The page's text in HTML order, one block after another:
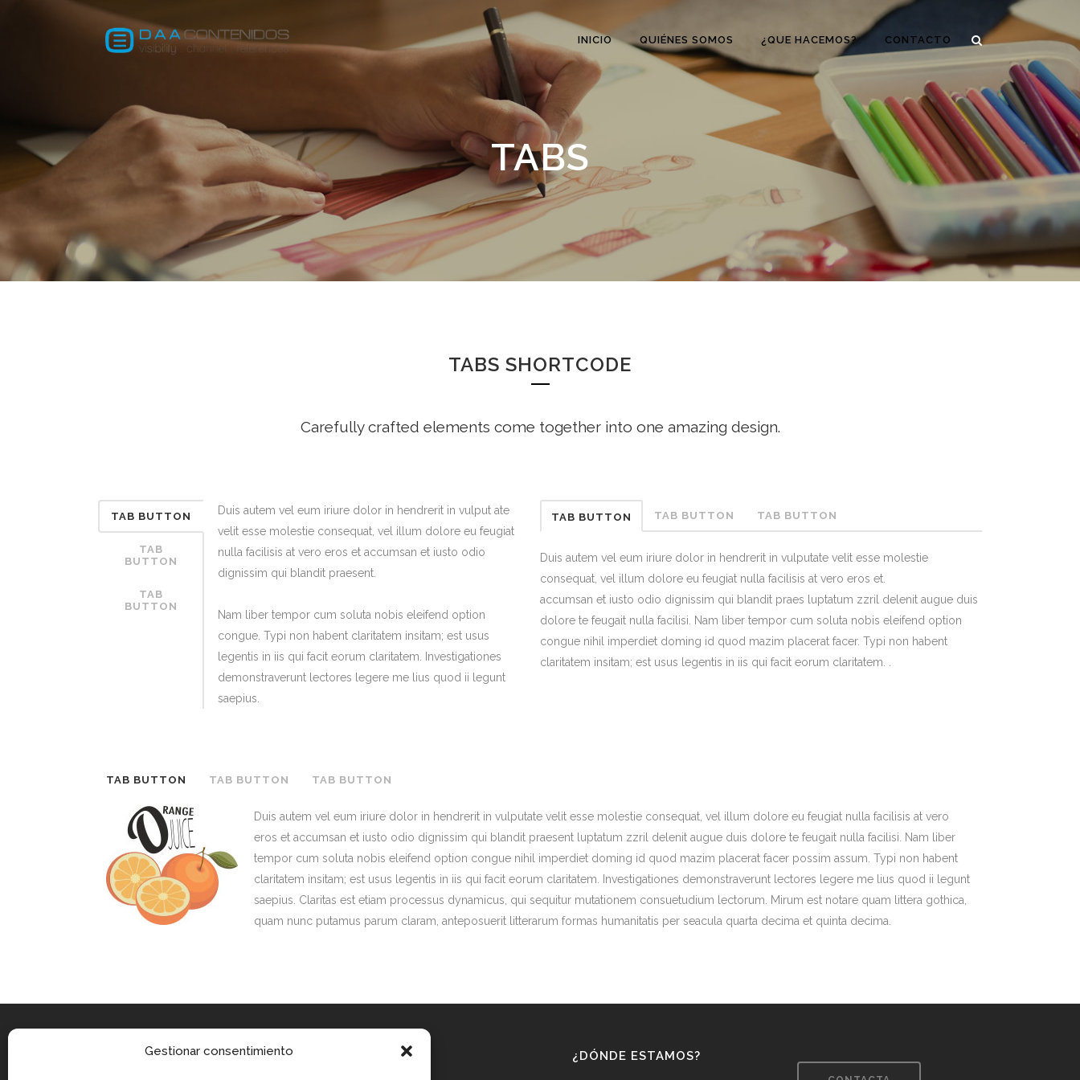
Gestionar consentimiento
INICIO QUIÉNES SOMOS ¿QUE HACEMOS? CONTACTO
TABS
TABS SHORTCODE
Carefully crafted elements come together into one amazing design.
TAB BUTTON
TAB
BUTTON
TAB
BUTTON
Duis autem vel eum iriure dolor in hendrerit in vulput ate
velit esse molestie consequat, vel illum dolore eu feugiat
nulla facilisis at vero eros et accumsan et iusto odio
dignissim qui blandit praesent.
Nam liber tempor cum soluta nobis eleifend option
congue. Typi non habent claritatem insitam; est usus
legentis in iis qui facit eorum claritatem. Investigationes
demonstraverunt lectores legere me lius quod ii legunt
saepius.
TAB BUTTON TAB BUTTON TAB BUTTON
Duis autem vel eum iriure dolor in hendrerit in vulputate velit esse molestie
consequat, vel illum dolore eu feugiat nulla facilisis at vero eros et.
accumsan et iusto odio dignissim qui blandit praes luptatum zzril delenit augue duis
dolore te feugait nulla facilisi. Nam liber tempor cum soluta nobis eleifend option
congue nihil imperdiet doming id quod mazim placerat facer. Typi non habent
claritatem insitam; est usus legentis in iis qui facit eorum claritatem. .
TAB BUTTON TAB BUTTON TAB BUTTON
Duis autem vel eum iriure dolor in hendrerit in vulputate velit esse molestie consequat, vel illum dolore eu feugiat nulla facilisis at vero
eros et accumsan et iusto odio dignissim qui blandit praesent luptatum zzril delenit augue duis dolore te feugait nulla facilisi. Nam liber
tempor cum soluta nobis eleifend option congue nihil imperdiet doming id quod mazim placerat facer possim assum. Typi non habent
claritatem insitam; est usus legentis in iis qui facit eorum claritatem. Investigationes demonstraverunt lectores legere me lius quod ii legunt
saepius. Claritas est etiam processus dynamicus, qui sequitur mutationem consuetudium lectorum. Mirum est notare quam littera gothica,
quam nunc putamus parum claram, anteposuerit litterarum formas humanitatis per seacula quarta decima et quinta decima.
¿DÓNDE ESTAMOS?